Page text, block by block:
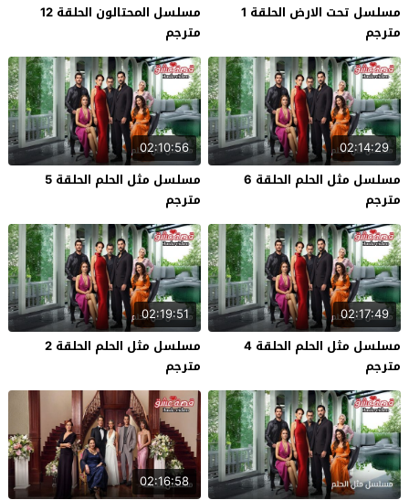
مسلسل تحت الارض الحلقة 1
مترجم
مسلسل المحتالون الحلقة 12
مترجم
02:14:29
مسلسل مثل الحلم الحلقة 6
مترجم
02:10:56
مسلسل مثل الحلم الحلقة 5
مترجم
02:17:49
مسلسل مثل الحلم الحلقة 4
مترجم
02:19:51
مسلسل مثل الحلم الحلقة 2
مترجم
02:16:58